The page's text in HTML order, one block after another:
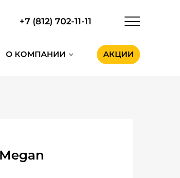
+7 (812) 702-11-11
О КОМПАНИИ АКЦИИ